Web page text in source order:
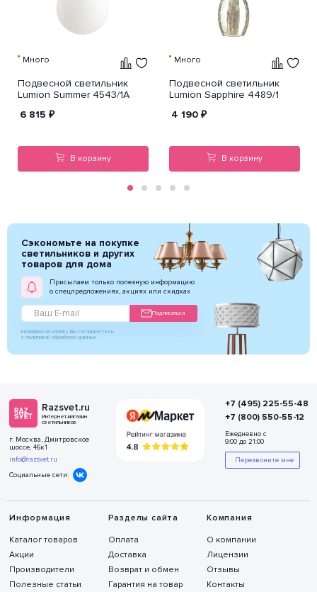
Много
Подвесной светильник
Lumion Summer 4543/1A
6 815 ₽
В корзину
Много
Подвесной светильник
Lumion Sapphire 4489/1
4 190 ₽
В корзину
Сэкономьте на покупке
светильников и других
товаров для дома
Присылаем только полезную информацию
о спецпредложениях, акциях или скидках
Подписаться
Нажимая на кнопку Вы соглашаетесь
с политикой обработки данных
Razsvet.ru
Интернет-магазин
светильников
г. Москва, Дмитровское
шоссе, 46к1
info@razsvet.ru
Социальные сети:
Информация
Каталог товаров
Акции
Производители
Полезные статьи
Разделы сайта
Оплата
Доставка
Возврат и обмен
Гарантия на товар
Компания
О компании
Лицензии
Отзывы
Контакты
+7 (495) 225-55-48
+7 (800) 550-55-12
Ежедневно с
9:00 до 21:00
Перезвоните мне